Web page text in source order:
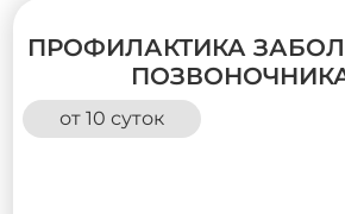
ПРОФИЛАКТИКА
от 10 суток